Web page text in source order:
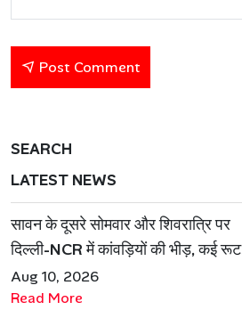
Post Comment
SEARCH
LATEST NEWS
सावन के दूसरे सोमवार और शिवरात्रि पर
दिल्ली-NCR में कांवड़ियों की भीड़, कई रूट
डायवर्ट
Aug 10, 2026
Read More